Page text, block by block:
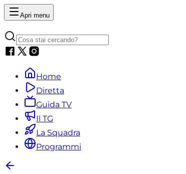
Apri menu
Home
Diretta
Guida TV
Il TG
La Squadra
Programmi